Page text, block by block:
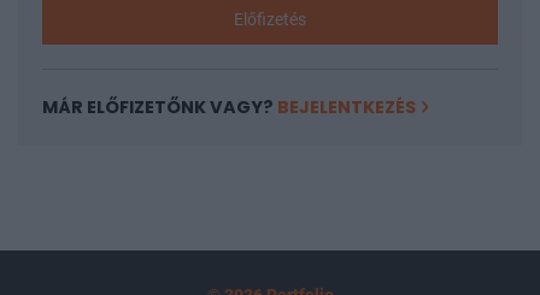
Előfizetés
MÁR ELŐFIZETŐNK VAGY? BEJELENTKEZÉS